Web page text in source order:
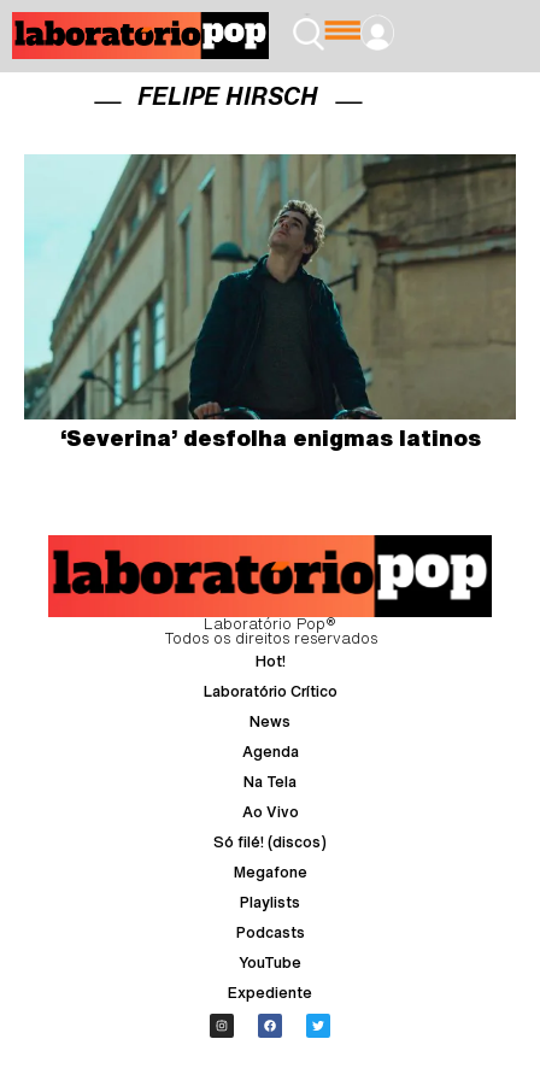
FELIPE HIRSCH
‘Severina’ desfolha enigmas latinos
Laboratório Pop®
Todos os direitos reservados
Hot!
Laboratório Crítico
News
Agenda
Na Tela
Ao Vivo
Só filé! (discos)
Megafone
Playlists
Podcasts
YouTube
Expediente